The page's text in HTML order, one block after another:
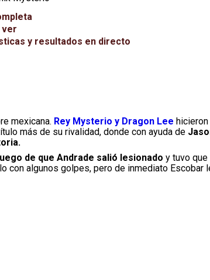
ver
y resultados en directo
mexicana. Rey Mysterio y Dragon Lee
más de su rivalidad, donde con ayuda de
de que Andrade salió lesionado y tuvo
con algunos golpes, pero de inmediato Escobar